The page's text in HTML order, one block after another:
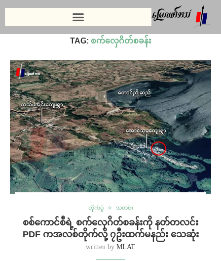
စက်လှေဂိတ်စခန်း
TAG: စက်လှေဂိတ်စခန်း
တိုက်ပွဲ သတင်း
စစ်ကောင်စီရဲ့ စက်လှေဂိတ်စခန်းကို နတ်တလင်း
PDF ကအလစ်တိုက်လို့ ၇ဦးထက်မနည်း သေဆုံး
written by MLAT